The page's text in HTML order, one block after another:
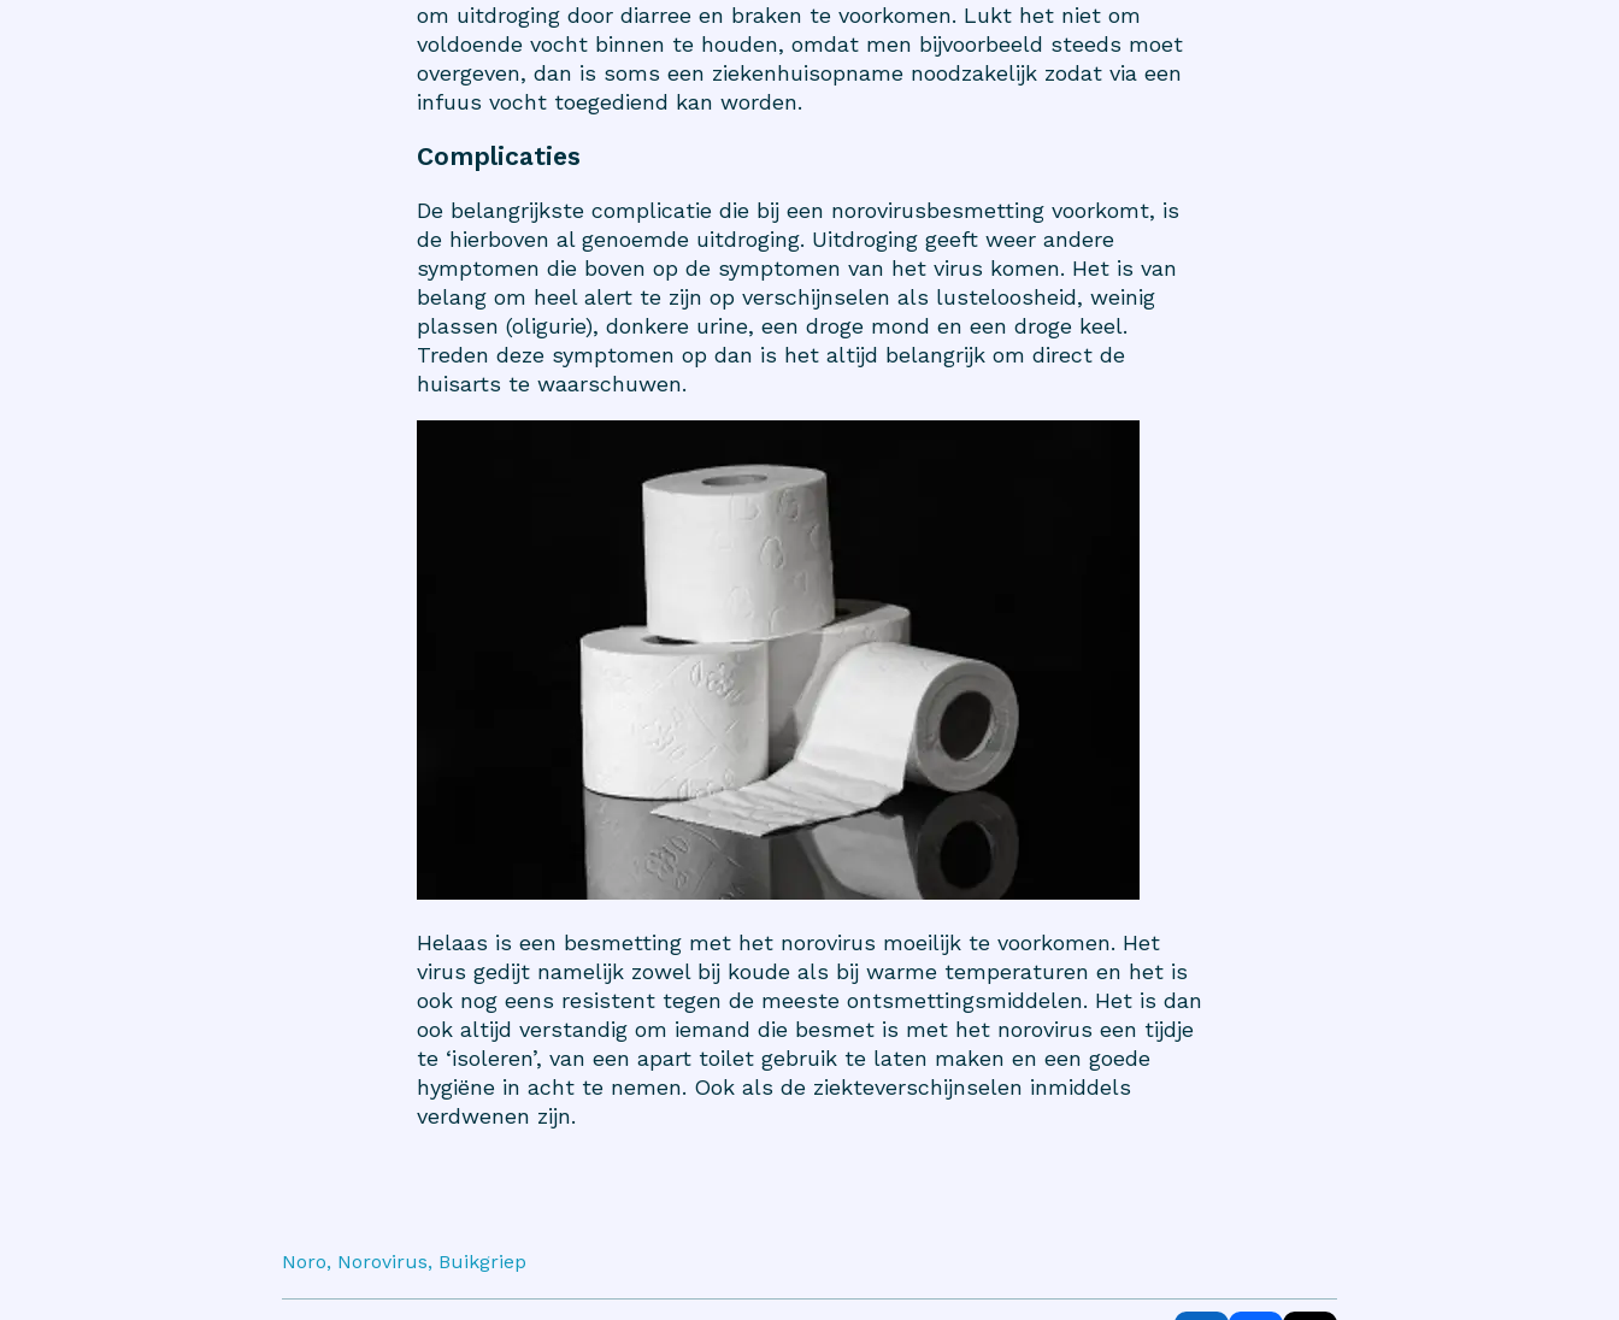
om uitdroging door diarree en braken te voorkomen. Lukt het niet om
voldoende vocht binnen te houden, omdat men bijvoorbeeld steeds moet
overgeven, dan is soms een ziekenhuisopname noodzakelijk zodat via een
infuus vocht toegediend kan worden.
Complicaties
De belangrijkste complicatie die bij een norovirusbesmetting voorkomt, is
de hierboven al genoemde uitdroging. Uitdroging geeft weer andere
symptomen die boven op de symptomen van het virus komen. Het is van
belang om heel alert te zijn op verschijnselen als lusteloosheid, weinig
plassen (oligurie), donkere urine, een droge mond en een droge keel.
Treden deze symptomen op dan is het altijd belangrijk om direct de
huisarts te waarschuwen.
Helaas is een besmetting met het norovirus moeilijk te voorkomen. Het
virus gedijt namelijk zowel bij koude als bij warme temperaturen en het is
ook nog eens resistent tegen de meeste ontsmettingsmiddelen. Het is dan
ook altijd verstandig om iemand die besmet is met het norovirus een tijdje
te ‘isoleren’, van een apart toilet gebruik te laten maken en een goede
hygiëne in acht te nemen. Ook als de ziekteverschijnselen inmiddels
verdwenen zijn.
Noro, Norovirus, Buikgriep